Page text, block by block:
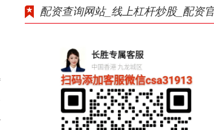
配资查询网站_线上杠杆炒股_配资